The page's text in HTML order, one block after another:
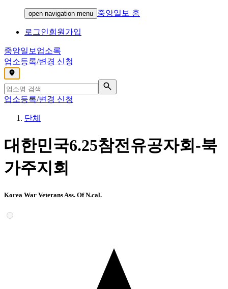
open navigation menu 중앙일보 홈
로그인회원가입
중앙일보 업소록
업소등록/변경 신청
,
업소등록/변경 신청
단체
대한민국6.25참전유공자회-북
가주지회
Korea War Veterans Ass. Of N.cal.